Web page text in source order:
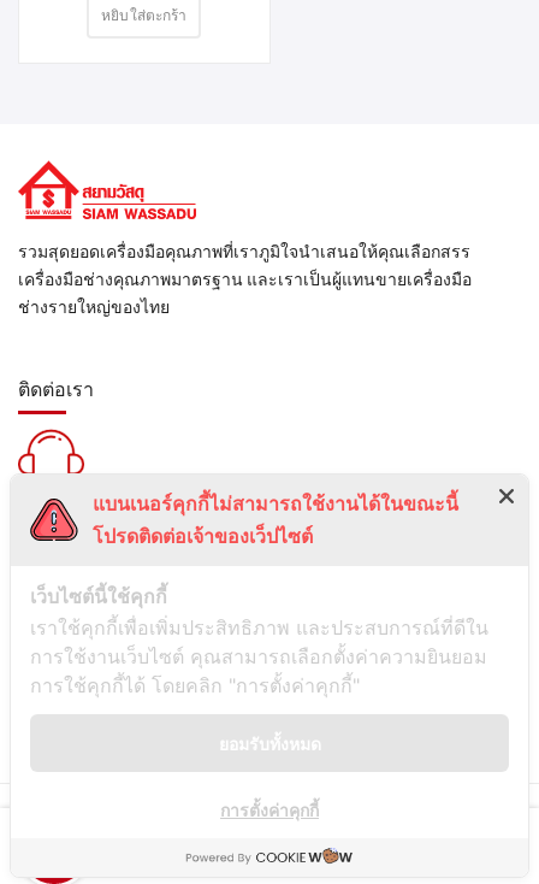
หยิบใส่ตะกร้า
รวมสุดยอดเครื่องมือคุณภาพที่เราภูมิใจนำเสนอให้คุณเลือกสรร
เครื่องมือช่างคุณภาพมาตรฐาน และเราเป็นผู้แทนขายเครื่องมือ
ช่างรายใหญ่ของไทย
ติดต่อเรา
สายด่วน :
099-5095739
เลขที่ 1 ซอยลาดพร้าว 24 แขวงจอมพล เขตจตุจักร กรุงเทพมหานคร
10900
ช่องทางการติดต่อ
Siamwassadu- All Rights Reserved - Powered by
THAITUMSTUDIO.
Hot Sale Checkout
แบนเนอร์คุกกี้ไม่สามารถใช้งานได้ในขณะนี้
โปรดติดต่อเจ้าของเว็ปไซต์
เว็บไซต์นี้ใช้คุกกี้
เราใช้คุกกี้เพื่อเพิ่มประสิทธิภาพ และประสบการณ์ที่ดีใน
การใช้งานเว็บไซต์ คุณสามารถเลือกตั้งค่าความยินยอม
การใช้คุกกี้ได้ โดยคลิก "การตั้งค่าคุกกี้"
ยอมรับทั้งหมด
การตั้งค่าคุกกี้